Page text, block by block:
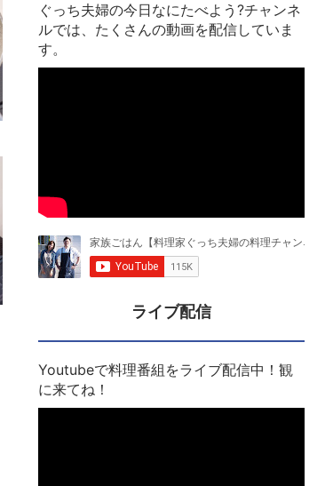
ぐっち夫婦の今日なにたべよう?チャンネ
ルでは、たくさんの動画を配信していま
す。
ライブ配信
Youtubeで料理番組をライブ配信中！観
に来てね！